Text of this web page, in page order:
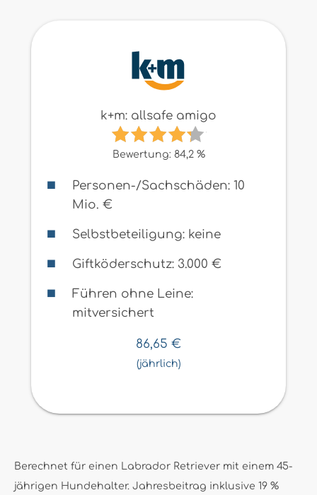
k+m: allsafe amigo
Bewertung: 84,2 %
Personen-/Sachschäden: 10
Mio. €
Selbstbeteiligung: keine
Giftköderschutz: 3.000 €
Führen ohne Leine:
mitversichert
86,65 €
(jährlich)
Berechnet für einen Labrador Retriever mit einem 45-
jährigen Hundehalter. Jahresbeitrag inklusive 19 %